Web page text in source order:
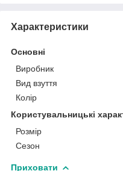
Характеристики
Основні
Виробник
Вид взуття
Колір
Користувальницькі
Розмір
Сезон
Приховати